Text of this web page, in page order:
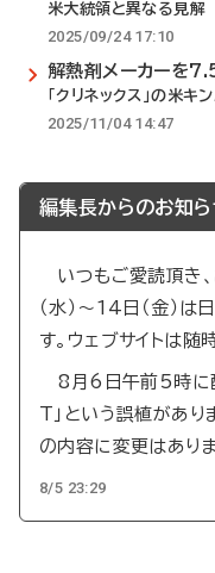
米大統領と異なる見解
2025/09/24 17:10
解熱剤メーカーを
「クリネックス」の米キ
2025/11/04 14:47
編集長からのお知ら
いつもご愛読頂き
（水）～14日（金）
す。ウェブサイトは随
8月6日午前5時に
T」という誤植があり
の内容に変更はありま
8/5 23:29